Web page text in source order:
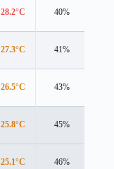
28.2°C 40%
27.3°C 41%
26.5°C 43%
25.8°C 45%
25.1°C 46%